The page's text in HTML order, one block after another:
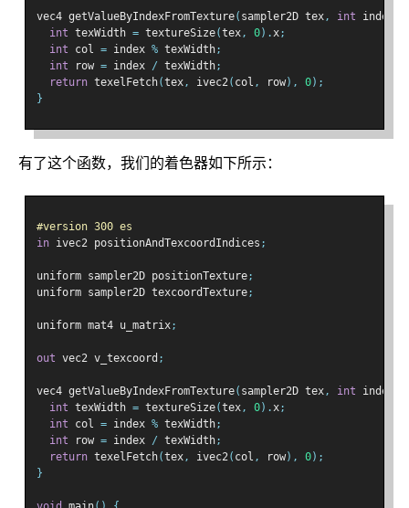
vec4 getValueByIndexFromTexture( sampler2D tex, int index
int texWidth = textureSize(tex, 0).x;
int col = index % texWidth;
int row = index / texWidth;
return texelFetch(tex, ivec2( col , row), 0);
}
有了这个函数，我们的着色器如下所示：
#version 300 es
in ivec2 positionAndTexcoordIndices ;
uniform sampler2D positionTexture;
uniform sampler2D texcoordTexture;
uniform mat4 u_matrix;
out vec2 v_texcoord ;
vec4 getValueByIndexFromTexture( sampler2D tex, int index
int texWidth = textureSize(tex, 0).x;
int col = index % texWidth;
int row = index / texWidth;
return texelFetch(tex, ivec2( col , row), 0);
}